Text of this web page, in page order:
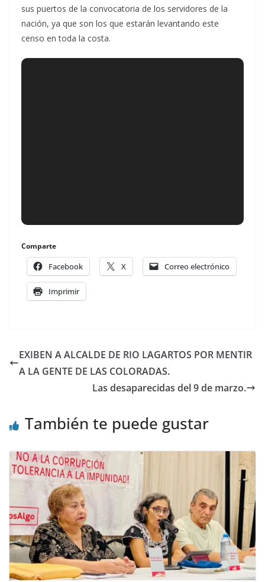
sus puertos de la convocatoria de los servidores de la
nación, ya que son los que estarán levantando este
censo en toda la costa.
Comparte
Facebook X Correo electrónico
Imprimir
EXIBEN A ALCALDE DE RIO LAGARTOS POR MENTIR
A LA GENTE DE LAS COLORADAS.
Las desaparecidas del 9 de marzo.
También te puede gustar